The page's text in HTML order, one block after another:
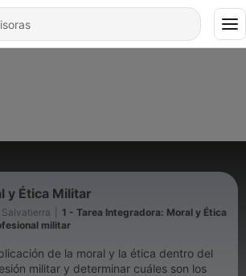
y Ética Militar
1 - Tarea Integradora: Moral y Ética
militar
de la moral y la ética dentro del
militar y determinar cuáles son los